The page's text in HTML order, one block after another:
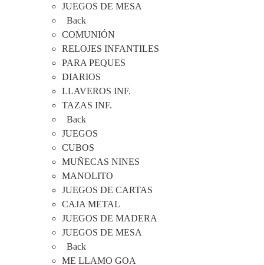
JUEGOS DE MESA
Back
COMUNIÓN
RELOJES INFANTILES
PARA PEQUES
DIARIOS
LLAVEROS INF.
TAZAS INF.
Back
JUEGOS
CUBOS
MUÑECAS NINES
MANOLITO
JUEGOS DE CARTAS
CAJA METAL
JUEGOS DE MADERA
JUEGOS DE MESA
Back
ME LLAMO GOA